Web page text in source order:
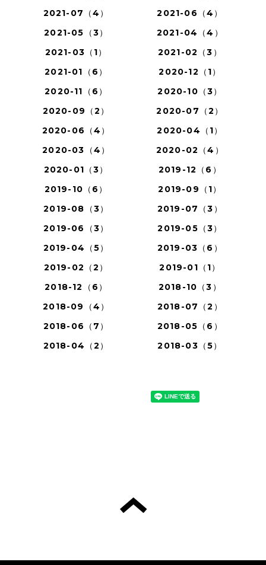
2021-07（4）
2021-06（4）
2021-05（3）
2021-04（4）
2021-03（1）
2021-02（3）
2021-01（6）
2020-12（1）
2020-11（6）
2020-10（3）
2020-09（2）
2020-07（2）
2020-06（4）
2020-04（1）
2020-03（4）
2020-02（4）
2020-01（3）
2019-12（6）
2019-10（6）
2019-09（1）
2019-08（3）
2019-07（3）
2019-06（3）
2019-05（3）
2019-04（5）
2019-03（6）
2019-02（2）
2019-01（1）
2018-12（6）
2018-10（3）
2018-09（4）
2018-07（2）
2018-06（7）
2018-05（6）
2018-04（2）
2018-03（5）